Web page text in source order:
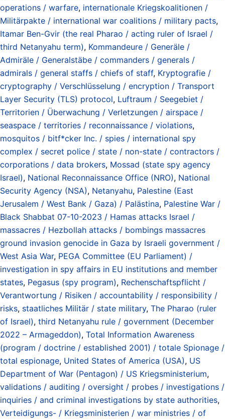
operations / warfare, internationale Kriegskoalitionen /
Militärpakte / international war coalitions / military pacts,
Itamar Ben-Gvir (the real Pharao / acting ruler of Israel /
third Netanyahu term), Kommandeure / Generäle /
Admiräle / Generalstäbe / commanders / generals /
admirals / general staffs / chiefs of staff, Kryptografie /
cryptography / Verschlüsselung / encryption / Transport
Layer Security (TLS) protocol, Luftraum / Seegebiet /
Territorien / Überwachung / Verletzungen / airspace /
seaspace / territories / reconnaissance / violations,
mosquitos / bitf*cker Inc. / spies / international spy
complex / secret police / state / non-state / contractors /
corporations / data brokers, Mossad (state spy agency
Israel), National Reconnaissance Office (NRO), National
Security Agency (NSA), Netanyahu, Palestine (East
Jerusalem / West Bank / Gaza) / Palästina, Palestine War /
Black Shabbat 07-10-2023 / Hamas attacks Israel /
massacres / Hezbollah attacks / bombings massacres
ground invasion genocide in Gaza by Israeli government /
West Asia War, PEGA Committee (EU Parliament) /
investigation in spy affairs in EU institutions and member
states, Pegasus (spy program), Rechenschaftspflicht /
Verantwortung / Risiken / accountability / responsibility /
risks, staatliches Militär / state military, The Pharao (ruler
of Israel), third Netanyahu rule / government (December
2022 – Armageddon), Total Information Awareness
(program / doctrine / established 2001) / totale Spionage /
total espionage, United States of America (USA), US
Department of War (Pentagon) / US Kriegsministerium,
validations / auditing / oversight / probes / investigations /
inquiries / and criminal investigations by state authorities,
Verteidigungs- / Kriegsministerien / war ministries / of